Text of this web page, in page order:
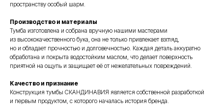
пространству особый шарм.
Производство и материалы
Тумба изготовлена и собрана вручную нашими мастерами
из высококачественного бука, она не только привлекает взгляд,
но и обладает прочностью и долговечностью. Каждая деталь аккуратно
обработана и покрыта водостойким маслом, что делает поверхность
приятной на ощупь и защищает её от нежелательных повреждений.
Качество и признание
Конструкция тумбы СКАНДИНАВИЯ является собственной разработкой
и первым продуктом, с которого началась история бренда.